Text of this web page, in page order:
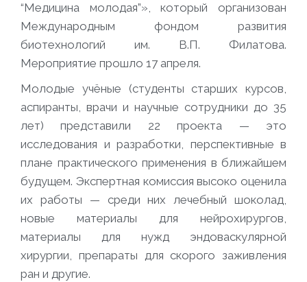
“Медицина молодая”», который организован
Международным фондом развития
биотехнологий им. В.П. Филатова.
Мероприятие прошло 17 апреля.
Молодые учёные (студенты старших курсов,
аспиранты, врачи и научные сотрудники до 35
лет) представили 22 проекта — это
исследования и разработки, перспективные в
плане практического применения в ближайшем
будущем. Экспертная комиссия высоко оценила
их работы — среди них лечебный шоколад,
новые материалы для нейрохирургов,
материалы для нужд эндоваскулярной
хирургии, препараты для скорого заживления
ран и другие.